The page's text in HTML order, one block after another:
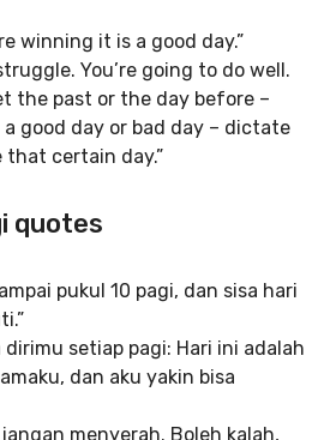
winning it is a good day.”
You’re going to do well.
the past or the day before –
good day or bad day – dictate
certain day.”
quotes
pukul 10 pagi, dan sisa hari
dirimu setiap pagi: Hari ini adalah
dan aku yakin bisa
menyerah. Boleh kalah,